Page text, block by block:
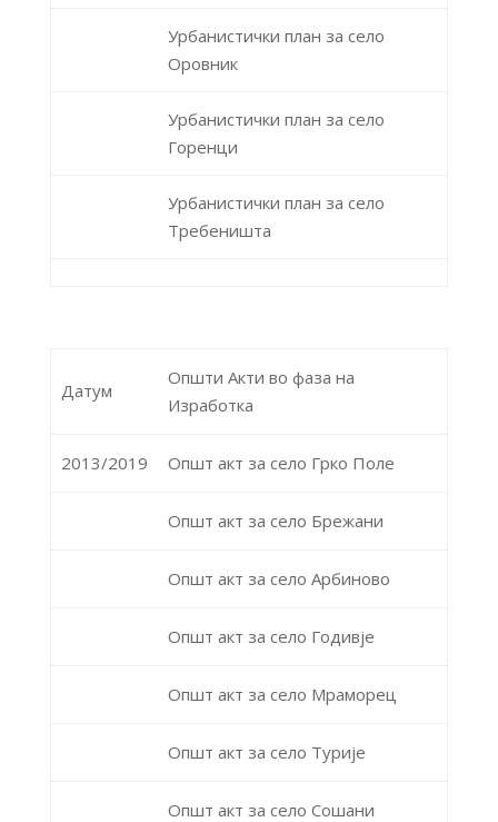
Урбанистички план за село
Оровник
Урбанистички план за село
Горенци
Урбанистички план за село
Требеништа
Датум
Општи Акти во фаза на
Изработка
2013/2019 Општ акт за село Грко Поле
Општ акт за село Брежани
Општ акт за село Арбиново
Општ акт за село Годивје
Општ акт за село Мраморец
Општ акт за село Турије
Општ акт за село Сошани